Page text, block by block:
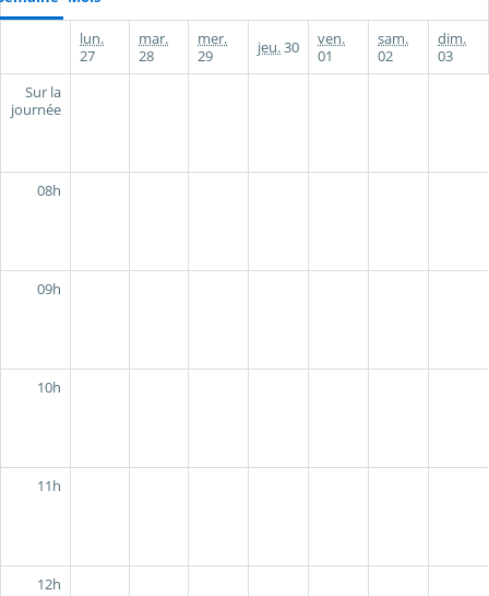
lun.
27
mar.
28
mer.
29
jeu.30
ven.
01
sam.
02
dim.
03
Sur la
journée
08h
09h
10h
11h
12h